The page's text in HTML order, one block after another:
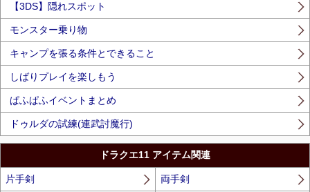
【3DS】隠れスポット
モンスター乗り物
キャンプを張る条件とできること
しばりプレイを楽しもう
ぱふぱふイベントまとめ
ドゥルダの試練(連武討魔行)
ドラクエ11 アイテム関連
片手剣 両手剣